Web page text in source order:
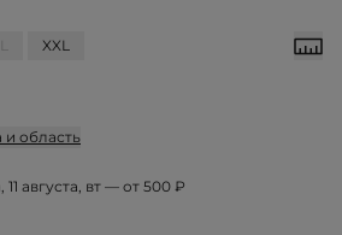
XXL
и область
августа, вт — от 500 ₽